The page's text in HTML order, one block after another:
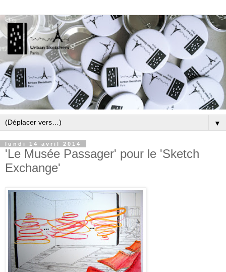
▼
lundi 14 avril 2014
'Le Musée Passager' pour le 'Sketch
Exchange'